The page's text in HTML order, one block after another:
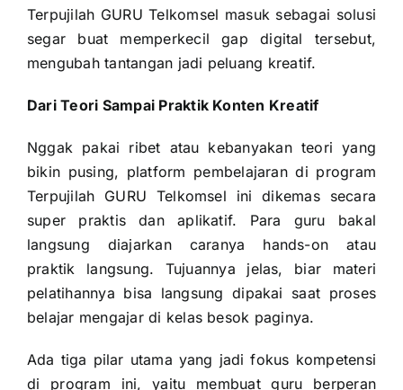
Terpujilah GURU Telkomsel masuk sebagai solusi
segar buat memperkecil gap digital tersebut,
mengubah tantangan jadi peluang kreatif.
Dari Teori Sampai Praktik Konten Kreatif
Nggak pakai ribet atau kebanyakan teori yang
bikin pusing, platform pembelajaran di program
Terpujilah GURU Telkomsel ini dikemas secara
super praktis dan aplikatif. Para guru bakal
langsung diajarkan caranya hands-on atau
praktik langsung. Tujuannya jelas, biar materi
pelatihannya bisa langsung dipakai saat proses
belajar mengajar di kelas besok paginya.
Ada tiga pilar utama yang jadi fokus kompetensi
di program ini, yaitu membuat guru berperan